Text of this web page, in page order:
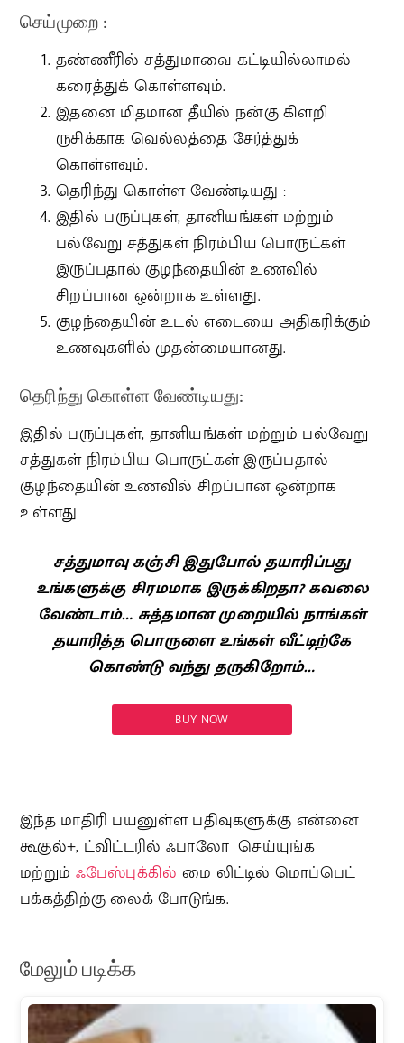
செய்முறை :
தண்ணீரில் சத்துமாவை கட்டியில்லாமல்
கரைத்துக் கொள்ளவும்.
இதனை மிதமான தீயில் நன்கு கிளறி
ருசிக்காக வெல்லத்தை சேர்த்துக்
கொள்ளவும்.
தெரிந்து கொள்ள வேண்டியது :
இதில் பருப்புகள், தானியங்கள் மற்றும்
பல்வேறு சத்துகள் நிரம்பிய பொருட்கள்
இருப்பதால் குழந்தையின் உணவில்
சிறப்பான ஒன்றாக உள்ளது.
குழந்தையின் உடல் எடையை அதிகரிக்கும்
உணவுகளில் முதன்மையானது.
தெரிந்து கொள்ள வேண்டியது:
இதில் பருப்புகள், தானியங்கள் மற்றும் பல்வேறு
சத்துகள் நிரம்பிய பொருட்கள் இருப்பதால்
குழந்தையின் உணவில் சிறப்பான ஒன்றாக
உள்ளது
சத்துமாவு கஞ்சி இதுபோல் தயாரிப்பது
உங்களுக்கு சிரமமாக இருக்கிறதா? கவலை
வேண்டாம்… சுத்தமான முறையில் நாங்கள்
தயாரித்த பொருளை உங்கள் வீட்டிற்கே
கொண்டு வந்து தருகிறோம்…
BUY NOW
இந்த மாதிரி பயனுள்ள பதிவுகளுக்கு என்னை
கூகுல்+, ட்விட்டரில் ஃபாலோ செய்யுங்க
மற்றும் ஃபேஸ்புக்கில் மை லிட்டில் மொப்பெட்
பக்கத்திற்கு லைக் போடுங்க.
மேலும் படிக்க